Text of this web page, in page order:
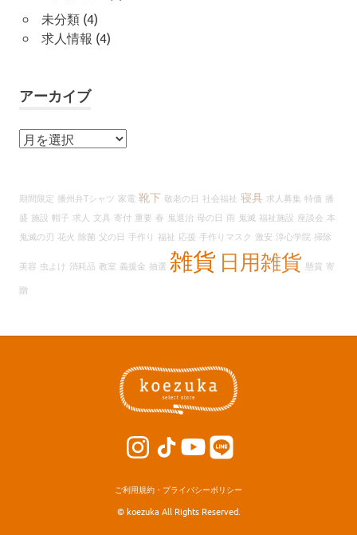
未分類(4)
求人情報 (4)
アーカイブ
ア
イ
ブ
期間限定 播州弁Tシャツ 家電 靴下 敬老の日 社会福祉 寝具 求人募集 特価 播
盛 施設 帽子 求人 文具 寄付 重要 春 鬼退治 母の日 雨 鬼滅 福祉施設 座談会 本
鬼滅の刃 花火 除菌 父の日 手作り 福祉 応援 手作りマスク 激安 淳心学院 掃除
美容 虫よけ 消耗品 教室 義援金 抽選 雑貨 日用雑貨 懸賞 寄
贈
ご利用規約・プライバシーポリシー
© koezuka All Rights Reserved.